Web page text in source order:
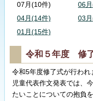
07月(10件) 06
04月(14件)
03
01月(15件)
令和５年度 修
令和5年度修了式が行われ
児童代表作文発表では、
たいことについての抱負